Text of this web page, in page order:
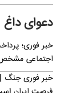
دعوای داغ
خبر فوری؛
اجتماعی
خبر فوری جنگ |